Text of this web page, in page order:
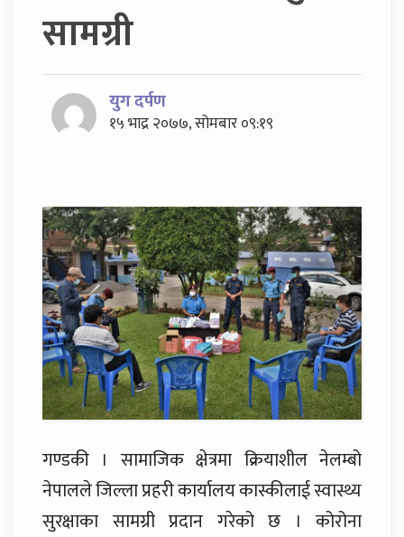
सामग्री
युग दर्पण
१५ भाद्र २०७७, सोमबार ०९:१९
गण्डकी । सामाजिक क्षेत्रमा क्रियाशील नेलम्बो
नेपालले जिल्ला प्रहरी कार्यालय कास्कीलाई स्वास्थ्य
सुरक्षाका सामग्री प्रदान गरेको छ । कोरोना